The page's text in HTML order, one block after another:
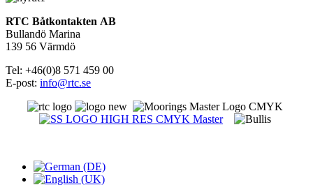
RTC Båtkontakten AB
Bullandö Marina
139 56 Värmdö
Tel: +46(0)8 571 459 00
E-post: info@rtc.se